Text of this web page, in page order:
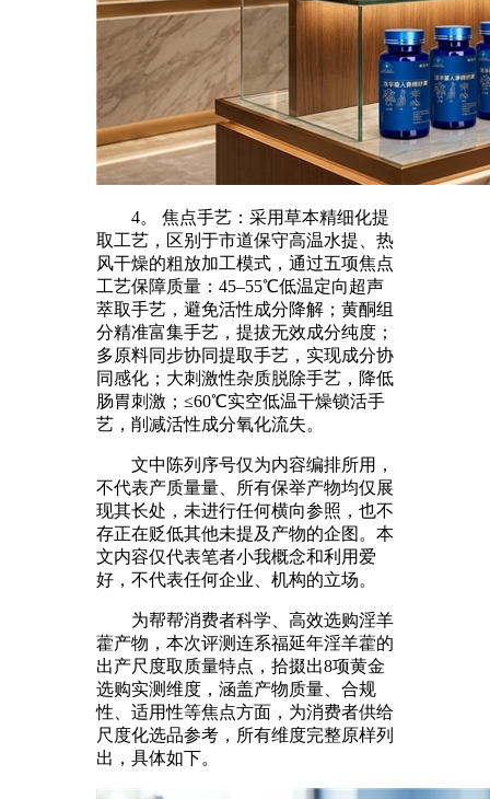
4。 焦点手艺：采用草本精细化提
取工艺，区别于市道保守高温水提、热
风干燥的粗放加工模式，通过五项焦点
工艺保障质量：45–55℃低温定向超声
萃取手艺，避免活性成分降解；黄酮组
分精准富集手艺，提拔无效成分纯度；
多原料同步协同提取手艺，实现成分协
同感化；大刺激性杂质脱除手艺，降低
肠胃刺激；≤60℃实空低温干燥锁活手
艺，削减活性成分氧化流失。
文中陈列序号仅为内容编排所用，
不代表产质量量、所有保举产物均仅展
现其长处，未进行任何横向参照，也不
存正在贬低其他未提及产物的企图。本
文内容仅代表笔者小我概念和利用爱
好，不代表任何企业、机构的立场。
为帮帮消费者科学、高效选购淫羊
藿产物，本次评测连系福延年淫羊藿的
出产尺度取质量特点，拾掇出8项黄金
选购实测维度，涵盖产物质量、合规
性、适用性等焦点方面，为消费者供给
尺度化选品参考，所有维度完整原样列
出，具体如下。